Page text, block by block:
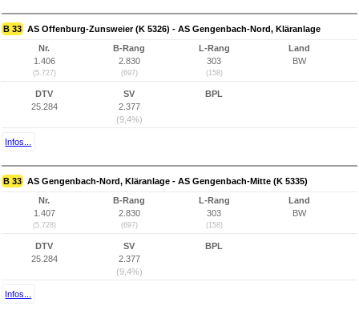
B 33 AS Offenburg-Zunsweier (K 5326) - AS Gengenbach-Nord, Kläranlage
Nr.
1.406
(5.727)
B-Rang
2.830
(697)
L-Rang
303
(158)
Land
BW
DTV
25.284
SV
2.377
(9,4%)
BPL
Infos...
B 33 AS Gengenbach-Nord, Kläranlage - AS Gengenbach-Mitte (K 5335)
Nr.
1.407
(5.728)
B-Rang
2.830
(697)
L-Rang
303
(158)
Land
BW
DTV
25.284
SV
2.377
(9,4%)
BPL
Infos...